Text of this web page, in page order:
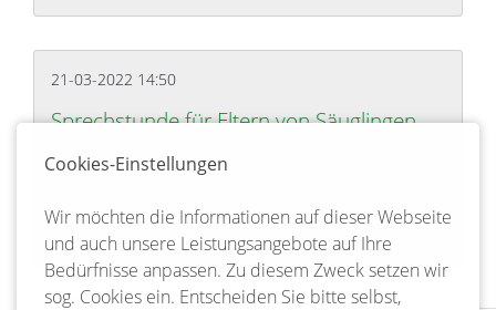
21-03-2022 14:50
Sprechstunde für Eltern von Säuglingen
Weiterlesen …Sprechstunde für Eltern von Säuglingen und
Seite 191 von 217
Cookies-Einstellungen
Wir möchten die Informationen auf dieser Webseite
und auch unsere Leistungsangebote auf Ihre
Bedürfnisse anpassen. Zu diesem Zweck setzen wir
sog. Cookies ein. Entscheiden Sie bitte selbst,